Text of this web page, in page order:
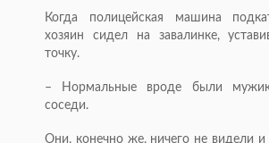
Когда полицейская машина
хозяин сидел на завалинке,
точку.
– Нормальные вроде были
соседи.
Они, конечно же, ничего не видели